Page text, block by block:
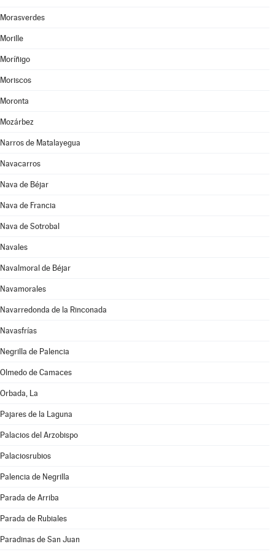
Morasverdes
Morille
Moríñigo
Moriscos
Moronta
Mozárbez
Narros de Matalayegua
Navacarros
Nava de Béjar
Nava de Francia
Nava de Sotrobal
Navales
Navalmoral de Béjar
Navamorales
Navarredonda de la Rinconada
Navasfrías
Negrilla de Palencia
Olmedo de Camaces
Orbada, La
Pajares de la Laguna
Palacios del Arzobispo
Palaciosrubios
Palencia de Negrilla
Parada de Arriba
Parada de Rubiales
Paradinas de San Juan